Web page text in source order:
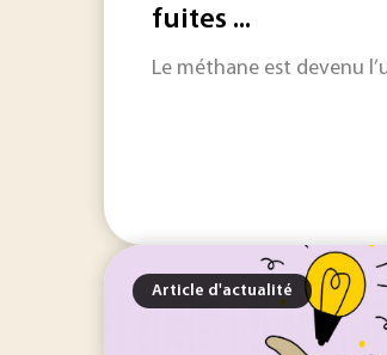
fuites ...
Le méthane est devenu
Article d'actualité